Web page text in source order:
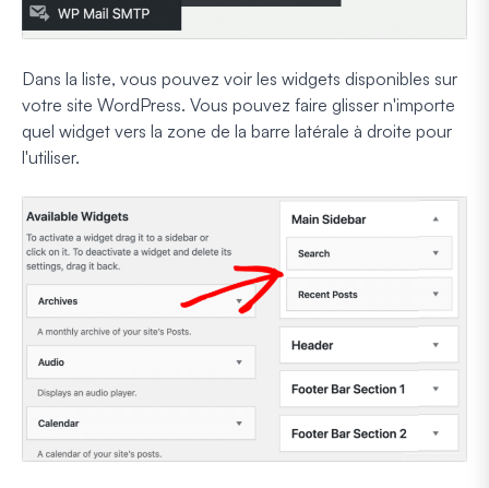
Dans la liste, vous pouvez voir les widgets disponibles sur
votre site WordPress. Vous pouvez faire glisser n'importe
quel widget vers la zone de la barre latérale à droite pour
l'utiliser.